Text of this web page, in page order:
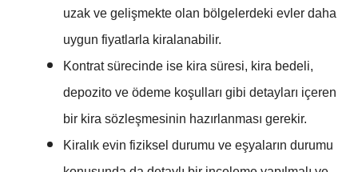
uzak ve gelişmekte olan bölgelerdeki evler daha
uygun fiyatlarla kiralanabilir.
Kontrat sürecinde ise kira süresi, kira bedeli,
depozito ve ödeme koşulları gibi detayları içeren
bir kira sözleşmesinin hazırlanması gerekir.
Kiralık evin fiziksel durumu ve eşyaların durumu